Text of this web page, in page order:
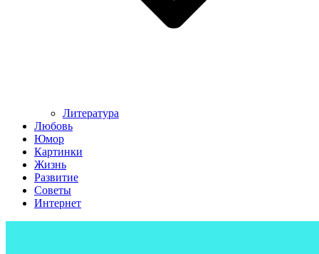
Литература
Любовь
Юмор
Картинки
Жизнь
Развитие
Советы
Интернет